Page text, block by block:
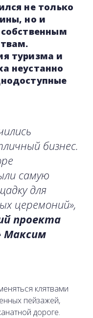
не только
но и
туризма и
неустанно
бизнес.
самую
для
церемоний»,
проекта
Максим
клятвами
пейзажей,
дороге.